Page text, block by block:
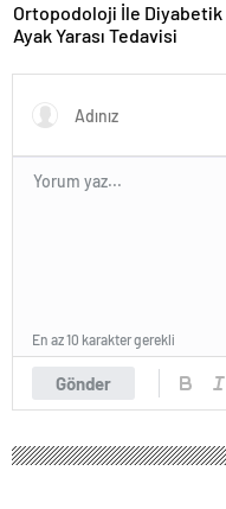
Ortopodoloji İle Diyabetik
Ayak Yarası Tedavisi
Gönder
En az 10 karakter gerekli